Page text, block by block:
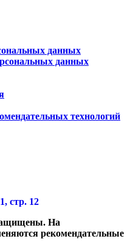
данных
данных
технологий
стр. 12
На
рекомендательные